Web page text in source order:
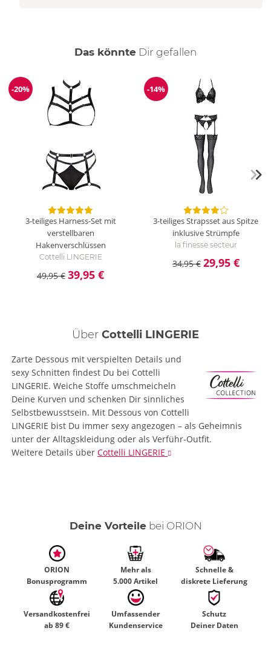
Das könnte Dir auch
gefallen
Reduzierung
-20%
3-teiliges Harness-Set mit
verstellbaren
Hakenverschlüssen
Cottelli LINGERIE
49,95 € 39,95 €
Reduzierung
-14%
3-teiliges Strapsset aus Spitze
inklusive Strümpfe
la finesse secteur
34,95 € 29,95 €
Über Cottelli LINGERIE
Zarte Dessous mit verspielten Details und
sexy Schnitten findest Du bei Cottelli
LINGERIE. Weiche Stoffe umschmeicheln
Deine Kurven und schenken Dir sinnliches
Selbstbewusstsein. Mit Dessous von Cottelli
LINGERIE bist Du immer sexy angezogen – als Geheimnis
unter der Alltagskleidung oder als Verführ-Outfit.
Weitere Details über Cottelli LINGERIE
Deine Vorteilebei ORION
ORION
Bonusprogramm
Mehr als
5.000 Artikel
Schnelle &
diskrete Lieferung
Versandkostenfrei
ab 89 €
Umfassender
Kundenservice
Schutz
Deiner Daten